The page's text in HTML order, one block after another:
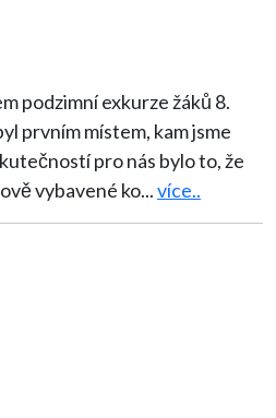
podzimní exkurze žáků 8.
pro nás bylo to, že
vybavené ko...více..